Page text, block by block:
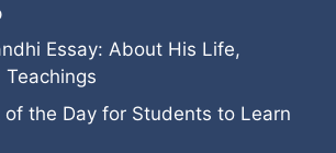
Essay: About His Life,
of the Day for Students to Learn